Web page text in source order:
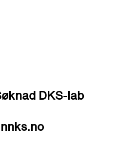
DKS-lab